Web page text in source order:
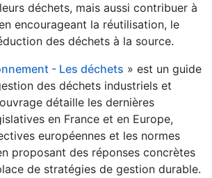
déchets, mais aussi contribuer à
encourageant la réutilisation, le
des déchets à la source.
- Les déchets » est un guide
des déchets industriels et
détaille les dernières
en France et en Europe,
européennes et les normes
proposant des réponses concrètes
de stratégies de gestion durable.